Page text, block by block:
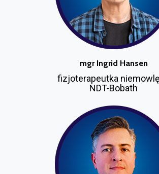
mgr Ingrid Hansen
fizjoterapeutka
NDT-Bobath